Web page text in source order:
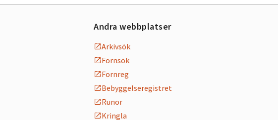
Andra webbplatser
Arkivsök
Fornsök
Fornreg
Bebyggelseregistret
Runor
Kringla